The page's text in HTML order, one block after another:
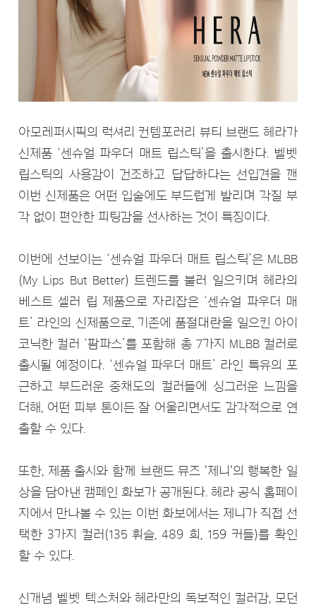
아모레퍼시픽의 럭셔리 컨템포러리 뷰티 브랜드 헤라가
신제품 ‘센슈얼 파우더 매트 립스틱’을 출시한다. 벨벳
립스틱의 사용감이 건조하고 답답하다는 선입견을 깬
이번 신제품은 어떤 입술에도 부드럽게 발리며 각질 부
각 없이 편안한 피팅감을 선사하는 것이 특징이다.
이번에 선보이는 ‘센슈얼 파우더 매트 립스틱’은 MLBB
(My Lips But Better) 트렌드를 불러 일으키며 헤라의
베스트 셀러 립 제품으로 자리잡은 ‘센슈얼 파우더 매
트’ 라인의 신제품으로, 기존에 품절대란을 일으킨 아이
코닉한 컬러 ‘팜파스’를 포함해 총 7가지 MLBB 컬러로
출시될 예정이다. ‘센슈얼 파우더 매트’ 라인 특유의 포
근하고 부드러운 중채도의 컬러들에 싱그러운 느낌을
더해, 어떤 피부 톤이든 잘 어울리면서도 감각적으로 연
출할 수 있다.
또한, 제품 출시와 함께 브랜드 뮤즈 '제니'의 행복한 일
상을 담아낸 캠페인 화보가 공개된다. 헤라 공식 홈페이
지에서 만나볼 수 있는 이번 화보에서는 제니가 직접 선
택한 3가지 컬러(135 휘슬, 489 희, 159 커들)를 확인
할 수 있다.
신개념 벨벳 텍스처와 헤라만의 독보적인 컬러감, 모던